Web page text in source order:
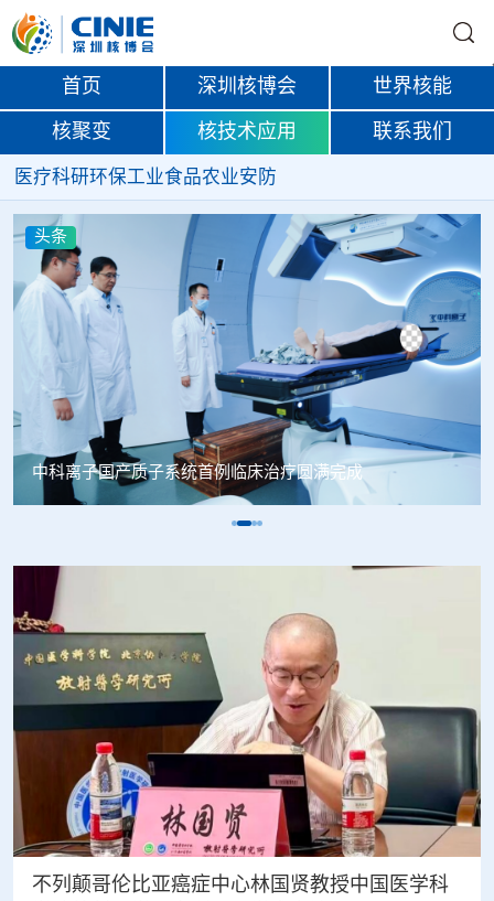
首页 深圳核博会 世界核能
核聚变 核技术应用 联系我们
医疗科研环保工业食品农业安防
头条
韩国忠清北道上半年农水产品放射性检测结果达标
不列颠哥伦比亚癌症中心林国贤教授中国医学科